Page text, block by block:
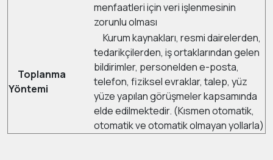
menfaatleri için veri işlenmesinin
zorunlu olması
Toplanma
Yöntemi
Kurum kaynakları, resmi dairelerden,
tedarikçilerden, iş ortaklarından gelen
bildirimler, personelden e-posta,
telefon, fiziksel evraklar, talep, yüz
yüze yapılan görüşmeler kapsamında
elde edilmektedir. (Kısmen otomatik,
otomatik ve otomatik olmayan yollarla)